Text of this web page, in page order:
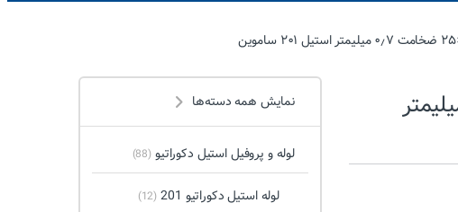
۲۵×۲۵ ضخامت ۰٫۷ میلیمتر
نمایش همه دسته‌ها
لوله و پروفیل استیل دکوراتیو (88)
لوله استیل دکوراتیو 201 (12)